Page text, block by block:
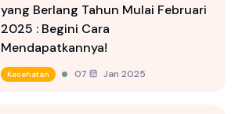
yang Berlang Tahun Mulai Februari
2025 : Begini Cara
Mendapatkannya!
Kesehatan 07 Jan 2025